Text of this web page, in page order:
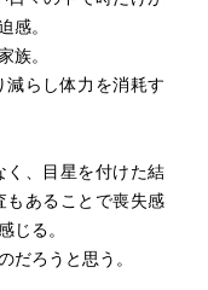
感。
族。
減らし体力を消耗す
く、目星を付けた結
もあることで喪失感
じる。
だろうと思う。